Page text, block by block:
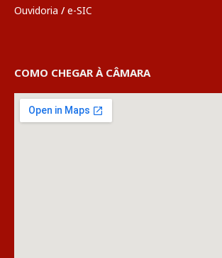
Ouvidoria / e-SIC
COMO CHEGAR À CÂMARA